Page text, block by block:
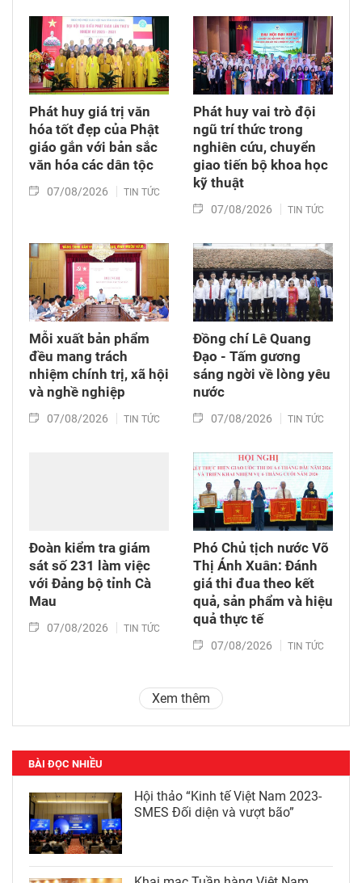
Phát huy giá trị văn
hóa tốt đẹp của Phật
giáo gắn với bản sắc
văn hóa các dân tộc
07/08/2026 TIN TỨC
Phát huy vai trò đội
ngũ trí thức trong
nghiên cứu, chuyển
giao tiến bộ khoa học
kỹ thuật
07/08/2026 TIN TỨC
Mỗi xuất bản phẩm
đều mang trách
nhiệm chính trị, xã hội
và nghề nghiệp
07/08/2026 TIN TỨC
Đồng chí Lê Quang
Đạo - Tấm gương
sáng ngời về lòng yêu
nước
07/08/2026 TIN TỨC
Đoàn kiểm tra giám
sát số 231 làm việc
với Đảng bộ tỉnh Cà
Mau
07/08/2026 TIN TỨC
Phó Chủ tịch nước Võ
Thị Ánh Xuân: Đánh
giá thi đua theo kết
quả, sản phẩm và hiệu
quả thực tế
07/08/2026 TIN TỨC
Xem thêm
BÀI ĐỌC NHIỀU
Hội thảo “Kinh tế Việt Nam 2023-
SMES Đối diện và vượt bão”